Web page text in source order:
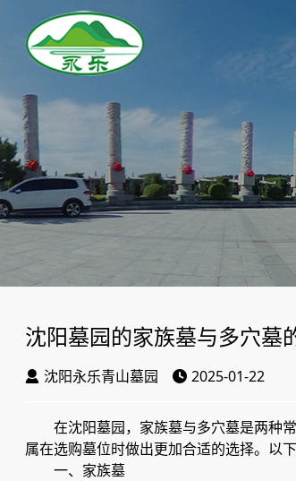
沈阳墓园的家族墓与多穴墓
沈阳永乐青山墓园 2025-01-22
在沈阳墓园，家族墓与多穴墓是两种
属在选购墓位时做出更加合适的选择。以
一、家族墓